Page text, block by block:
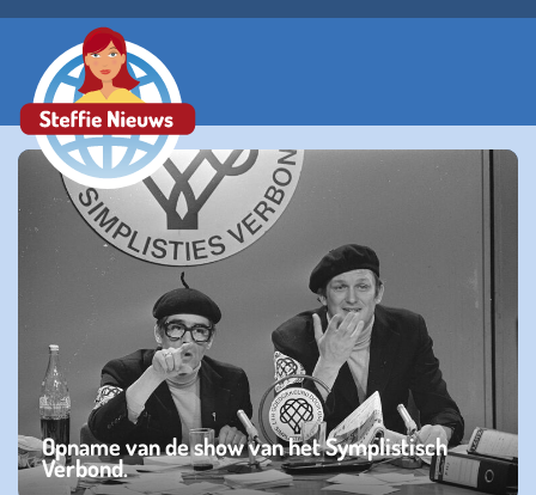
Opname van de show van het Symplistisch
Verbond.